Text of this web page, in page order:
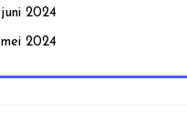
juni 2024
mei 2024